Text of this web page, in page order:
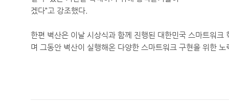
겠다”고 강조했다.
한편 벽산은 이날 시상식과 함께 진행된 대한민국 스마트워크
며 그동안 벽산이 실행해온 다양한 스마트워크 구현을 위한